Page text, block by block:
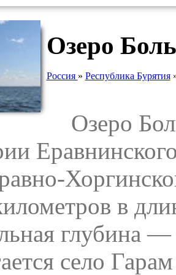
Озеро
Россия » Республика Бурятия
Озеро
в
глубина —
село